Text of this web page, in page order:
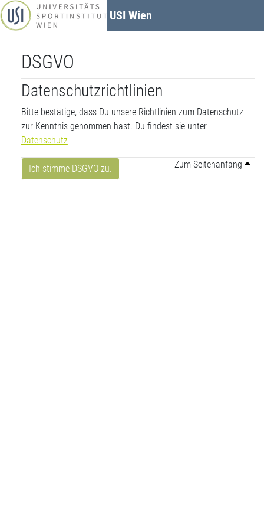
Zum Hauptinhalt
USI Wien
DSGVO
Datenschutzrichtlinien
Bitte bestätige, dass Du unsere Richtlinien zum Datenschutz
zur Kenntnis genommen hast. Du findest sie unter
Datenschutz
Ich stimme DSGVO zu. Zum Seitenanfang